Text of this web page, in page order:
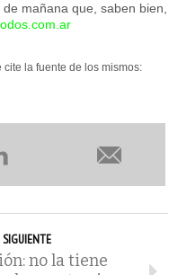
mañana que, saben bien,
la fuente de los mismos:
SIGUIENTE
no la tiene